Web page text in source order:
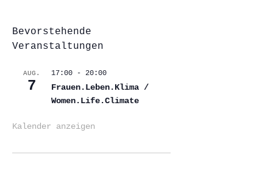
Bevorstehende
Veranstaltungen
AUG.
7
17:00 - 20:00
Frauen.Leben.Klima /
Women.Life.Climate
Kalender anzeigen